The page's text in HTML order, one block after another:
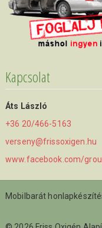
Kapcsolat
Áts László
+36 20/466-5163
verseny@frissoxigen.hu
www.facebook.com/
Mobilbarát